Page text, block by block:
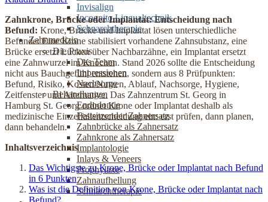
Invisalign
Incognito Lingualtechnik
Schnarchtherapie
Zahnmedizin
Die Praxis
Das Team
Impressionen
Nachsorge
Behandlungen
Endodontie
Festsitzender Zahnersatz
Zahnbrücke als Zahnersatz
Zahnkrone als Zahnersatz
Implantologie
Inlays & Veneers
Prophylaxe
Zahnaufhellung
Schnarchtherapie
Zahnkrone, Brücke oder Implantat: Entscheidung nach
Befund: Krone, Brücke und Implantat lösen unterschiedliche
Befunde: Eine Krone stabilisiert vorhandene Zahnsubstanz, eine
Brücke ersetzt Lücken über Nachbarzähne, ein Implantat ersetzt
eine Zahnwurzel im Knochen. Stand 2026 sollte die Entscheidung
nicht aus Bauchgefühl entstehen, sondern aus 8 Prüfpunkten:
Befund, Risiko, Kosten/Nutzen, Ablauf, Nachsorge, Hygiene,
Zeitfenster und Alternative. Das Zahnzentrum St. Georg in
Hamburg St. Georg ordnet Krone oder Implantat deshalb als
medizinische Einzelfallentscheidung ein: erst prüfen, dann planen,
dann behandeln.
Inhaltsverzeichnis
Das Wichtigste zu Krone, Brücke oder Implantat nach Befund
in 6 Punkten
Was ist die Definition von Krone, Brücke oder Implantat nach
Befund?